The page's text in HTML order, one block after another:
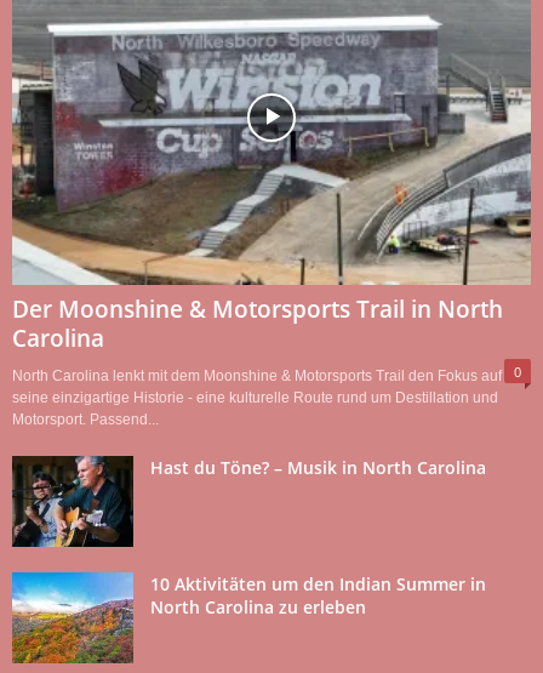
Der Moonshine & Motorsports Trail in North
Carolina
0
North Carolina lenkt mit dem Moonshine & Motorsports Trail den Fokus auf
seine einzigartige Historie - eine kulturelle Route rund um Destillation und
Motorsport. Passend...
Hast du Töne? – Musik in North Carolina
10 Aktivitäten um den Indian Summer in
North Carolina zu erleben